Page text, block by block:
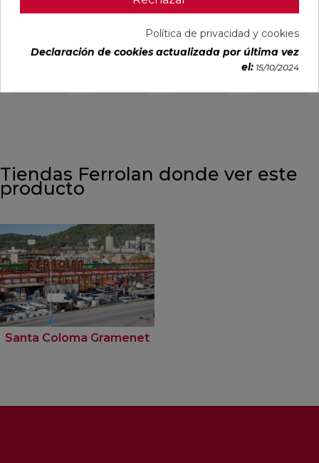
29,65 €
35,36 €
incl.)
PVP
34,49 €
/m²
(IVA
incl.)
30,13 €
/m²
(IVA
incl.)
Tiendas Ferrolan donde ver este
producto
Santa Coloma Gramenet
Política de privacidad y cookies
Declaración de cookies actualizada por última vez
el: 15/10/2024